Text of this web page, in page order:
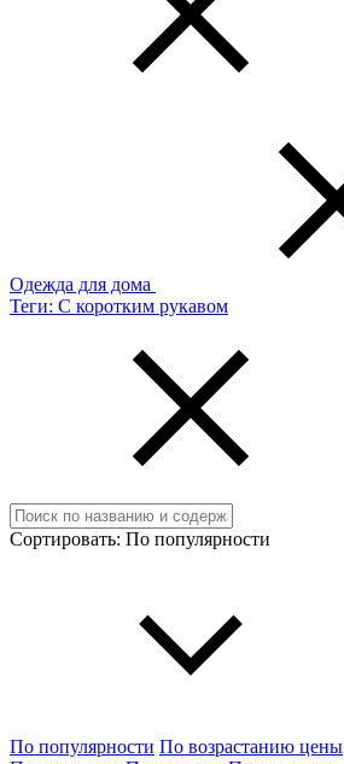
Одежда для дома
Теги: С коротким рукавом
Сортировать: По популярности
По популярности По возрастанию цены